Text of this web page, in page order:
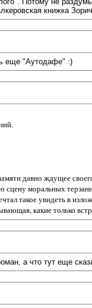
книжка
еще "Аутодафе" :)
давно ждущее
моральных
такое увидеть в
какие только
а что тут еще